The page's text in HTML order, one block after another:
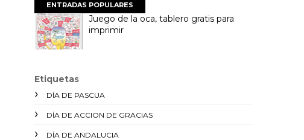
ENTRADAS POPULARES
Juego de la oca, tablero gratis para
imprimir
Etiquetas
DÍA DE PASCUA
DÍA DE ACCION DE GRACIAS
DÍA DE ANDALUCIA